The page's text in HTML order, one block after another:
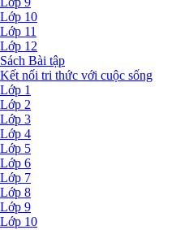
Lớp 10
Lớp 11
Lớp 12
Sách Bài tập
Kết nối tri thức với cuộc sống
Lớp 1
Lớp 2
Lớp 3
Lớp 4
Lớp 5
Lớp 6
Lớp 7
Lớp 8
Lớp 9
Lớp 10